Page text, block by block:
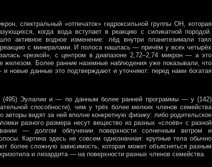
спектральный «отпечаток» гидроксильной группы OH, которая
когда вода вступает в реакцию с силикатной породой.
активное водное изменение: лёд внутри планетезимали таял
реакцию с минералами. И полоса нашлась — причём у всех четырёх
«резкой», с центром в диапазоне 2,72–2,74 микрон — а это
железом. Более ранние наземные наблюдения уже показывали, что
новые данные это подтверждают и уточняют: перед нами богатая
(495) Эулалии и — по данным более ранней программы — у (142)
способности), чем у трёх более мелких членов семейства
видят за ней вполне конкретную физику: либо родительское
разного размера несут вещество из разных «слоёв» с разной
— долгом облучении поверхности солнечным ветром и
Картина здесь не совсем однозначная: крупные тела обычно
более сложную зависимость, которая может объясняться разным
и лизардита — на поверхности разных членов семейства.